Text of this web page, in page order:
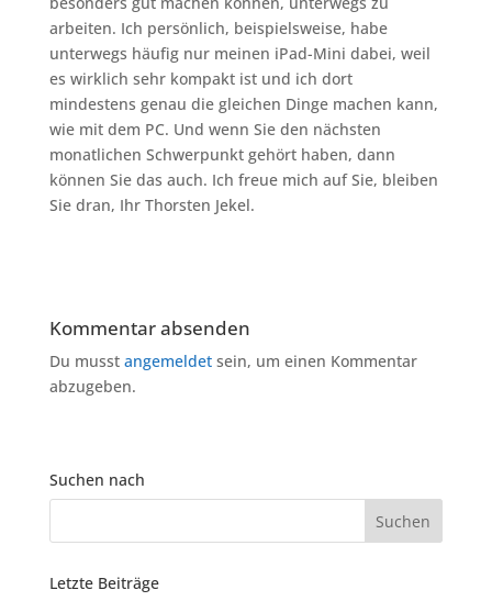
arbeiten. Ich persönlich, beispielsweise, habe
unterwegs häufig nur meinen iPad-Mini dabei, weil
es wirklich sehr kompakt ist und ich dort
mindestens genau die gleichen Dinge machen kann,
wie mit dem PC. Und wenn Sie den nächsten
monatlichen Schwerpunkt gehört haben, dann
können Sie das auch. Ich freue mich auf Sie, bleiben
Sie dran, Ihr Thorsten Jekel.
Kommentar absenden
Du musst angemeldetsein, um einen Kommentar
abzugeben.
Suchen nach
Letzte Beiträge